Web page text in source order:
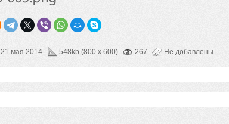
21 мая 2014 548kb (800 x 600) 267 Не добавлены